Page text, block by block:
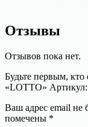
Отзывы
Отзывов пока нет.
Будьте первым,
«LOTTO» Артикул:
Ваш адрес email не
помечены *